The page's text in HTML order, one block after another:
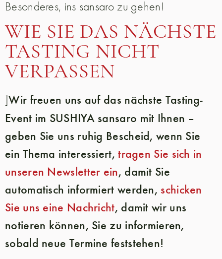
Besonderes, ins sansaro zu gehen!
WIE SIE DAS NÄCHSTE
TASTING NICHT
VERPASSEN
]Wir freuen uns auf das nächste Tasting-
Event im SUSHIYA sansaro mit Ihnen –
geben Sie uns ruhig Bescheid, wenn Sie
ein Thema interessiert,tragen Sie sich in
unseren Newsletter ein, damit Sie
automatisch informiert werden, schicken
Sie uns eine Nachricht, damit wir uns
notieren können, Sie zu informieren,
sobald neue Termine feststehen!